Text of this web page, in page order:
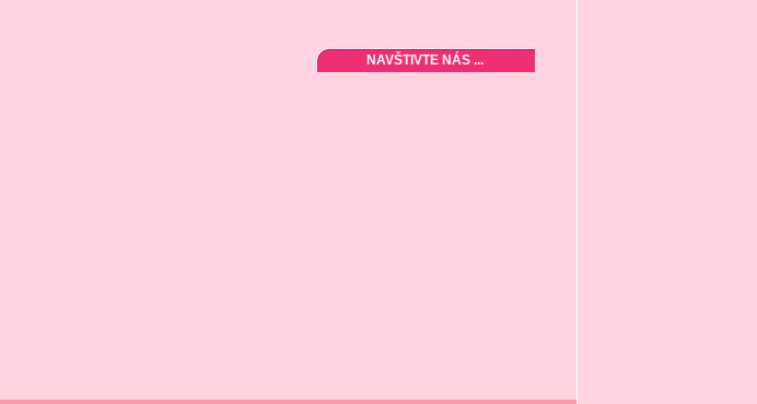
NAVŠTIVTE NÁS ...